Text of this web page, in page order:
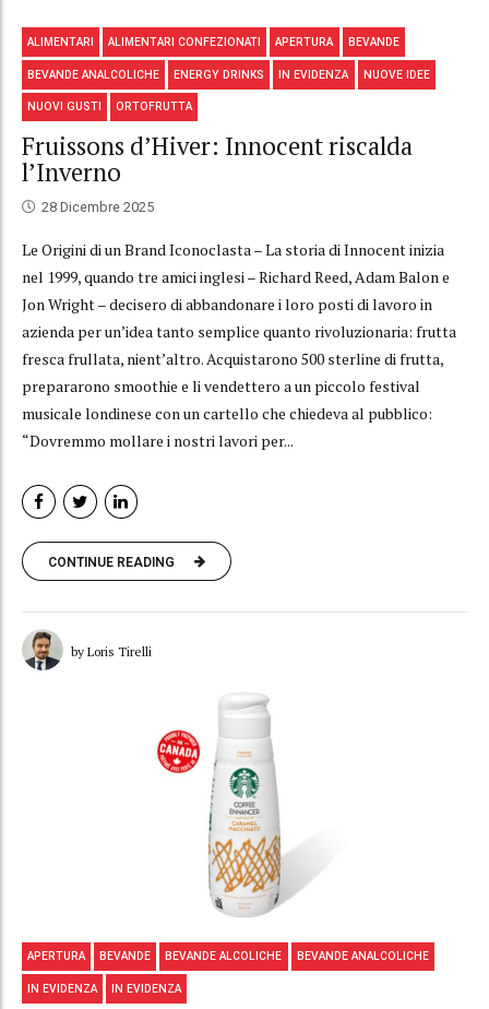
ALIMENTARI ALIMENTARI CONFEZIONATI APERTURA BEVANDE
BEVANDE ANALCOLICHE ENERGY DRINKS IN EVIDENZA NUOVE IDEE
NUOVI GUSTI ORTOFRUTTA
Fruissons d’Hiver: Innocent riscalda
l’Inverno
28 Dicembre 2025
Le Origini di un Brand Iconoclasta – La storia di Innocent inizia
nel 1999, quando tre amici inglesi – Richard Reed, Adam Balon e
Jon Wright – decisero di abbandonare i loro posti di lavoro in
azienda per un’idea tanto semplice quanto rivoluzionaria: frutta
fresca frullata, nient’altro. Acquistarono 500 sterline di frutta,
prepararono smoothie e li vendettero a un piccolo festival
musicale londinese con un cartello che chiedeva al pubblico:
“Dovremmo mollare i nostri lavori per...
CONTINUE READING
by Loris Tirelli
APERTURA BEVANDE BEVANDE ALCOLICHE BEVANDE ANALCOLICHE
IN EVIDENZA IN EVIDENZA